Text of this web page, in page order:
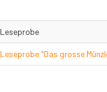
Leseprobe
Leseprobe "Das grosse